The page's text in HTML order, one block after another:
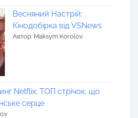
Весняний Настрій:
Кінодобірка від VSNews
Автор: Maksym Korolov
Netflix: ТОП стрічок, що
серце